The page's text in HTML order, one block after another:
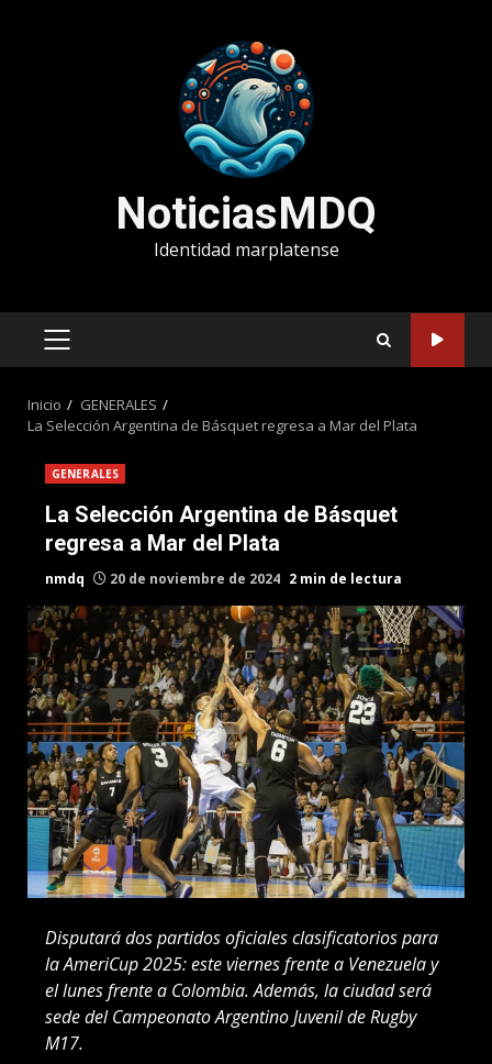
NoticiasMDQ
Identidad marplatense
MENÚ
Inicio
GENERALES
La Selección Argentina de Básquet regresa a Mar del Plata
GENERALES
La Selección Argentina de Básquet
regresa a Mar del Plata
nmdq 20 de noviembre de 2024 2 min de lectura
Disputará dos partidos oficiales clasificatorios para
la AmeriCup 2025: este viernes frente a Venezuela y
el lunes frente a Colombia. Además, la ciudad será
sede del Campeonato Argentino Juvenil de Rugby
M17.